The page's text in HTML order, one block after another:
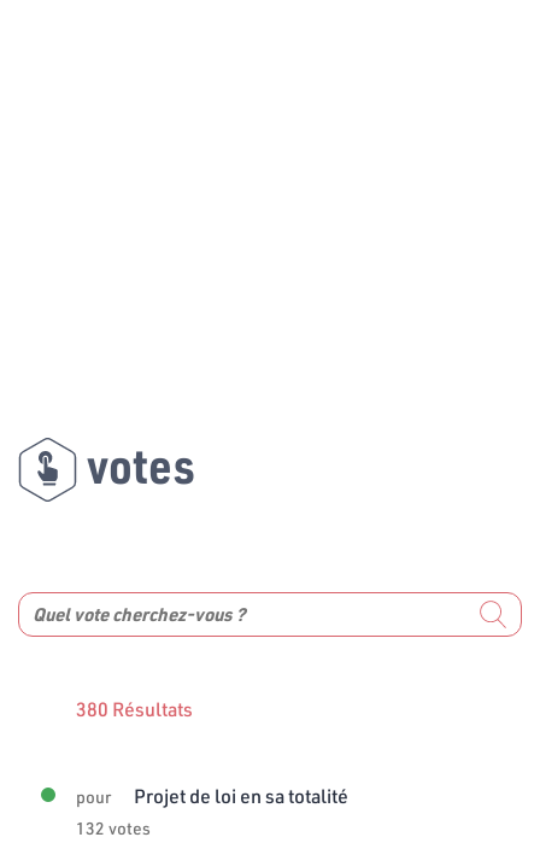
votes
380 Résultats
pour Projet de loi en sa totalité
132 votes